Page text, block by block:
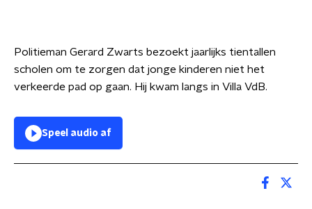
Politieman Gerard Zwarts bezoekt jaarlijks tientallen
scholen om te zorgen dat jonge kinderen niet het
verkeerde pad op gaan. Hij kwam langs in Villa VdB.
Speel audio af